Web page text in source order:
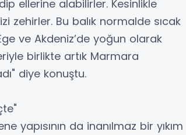
ellerine alabilirler. Kesinlikle
zehirler. Bu balık normalde sıcak
ve Akdeniz’de yoğun olarak
birlikte artık Marmara
diye konuştu.
yapısının da inanılmaz bir yıkım